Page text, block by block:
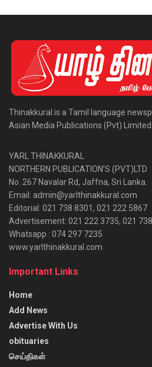
Thinakkural is a Tamil language
Asian Media Publications (Pvt) Limited.
YARL THINAKKURAL
NORTHERN PUBLICATION’S (PVT)LTD
No. 267 Navalar Rd, Jaffna, Sri Lanka.
Email: admin@yarlthinakkural.com
Editorial: 021 738 8301, 021 222 5867
Advertisement: 021 222 3735, 021
Whatsapp : 074 297 7235
www.yarlthinakkural.com
Important Links
Home
Add News
Advertise With Us
obituaries
செய்திகள்